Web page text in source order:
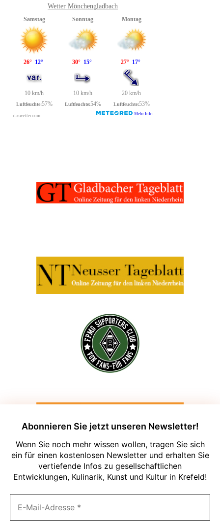
Abonnieren Sie jetzt unseren Newsletter!
Wenn Sie noch mehr wissen wollen, tragen Sie sich
ein für einen kostenlosen Newsletter und erhalten Sie
vertiefende Infos zu gesellschaftlichen
Entwicklungen, Kulinarik, Kunst und Kultur in Krefeld!
Wetter Mönchengladbach
Um unsere Webseite für Sie optimal zu
gestalten und fortlaufend verbessern zu
können, verwenden wir Cookies. Durch